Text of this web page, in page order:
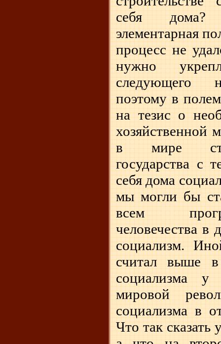
себя дома?
элементарная
процесс не
нужно
следующего
поэтому в
на тезис о
хозяйственной
в мире
государства с
себя дома
мы могли бы
всем
человечества в
социализм.
считал выше в
социализма у
мировой
социализма в
Что так сказать